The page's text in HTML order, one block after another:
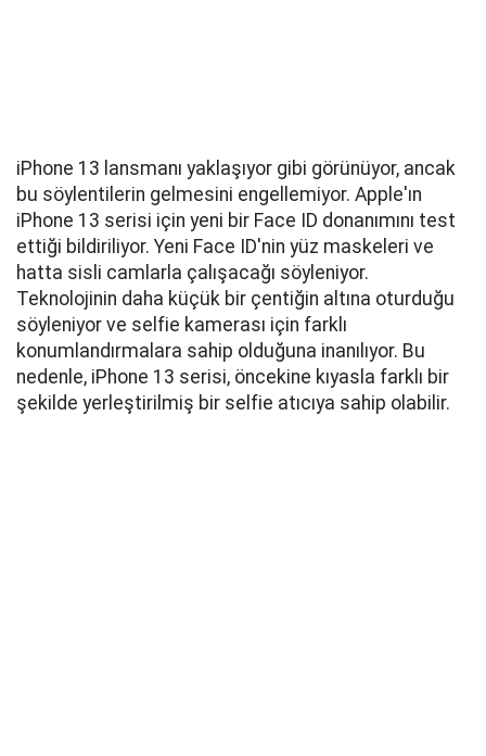
iPhone 13 lansmanı yaklaşıyor gibi görünüyor, ancak
bu söylentilerin gelmesini engellemiyor. Apple'ın
iPhone 13 serisi için yeni bir Face ID donanımını test
ettiği bildiriliyor. Yeni Face ID'nin yüz maskeleri ve
hatta sisli camlarla çalışacağı söyleniyor.
Teknolojinin daha küçük bir çentiğin altına oturduğu
söyleniyor ve selfie kamerası için farklı
konumlandırmalara sahip olduğuna inanılıyor. Bu
nedenle, iPhone 13 serisi, öncekine kıyasla farklı bir
şekilde yerleştirilmiş bir selfie atıcıya sahip olabilir.